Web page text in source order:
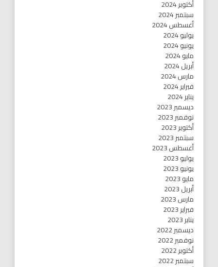
أكتوبر 2024
سبتمبر 2024
أغسطس 2024
يوليو 2024
يونيو 2024
مايو 2024
أبريل 2024
مارس 2024
فبراير 2024
يناير 2024
ديسمبر 2023
نوفمبر 2023
أكتوبر 2023
سبتمبر 2023
أغسطس 2023
يوليو 2023
يونيو 2023
مايو 2023
أبريل 2023
مارس 2023
فبراير 2023
يناير 2023
ديسمبر 2022
نوفمبر 2022
أكتوبر 2022
سبتمبر 2022